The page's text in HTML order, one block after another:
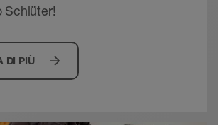
Schlüter!
DI PIÙ